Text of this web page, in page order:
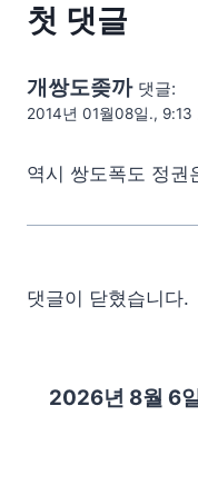
첫 댓글
개쌍도좆까 댓글:
2014년 01월08일., 9:13
역시 쌍도폭도 정권
댓글이 닫혔습니다.
2026년 8월 6